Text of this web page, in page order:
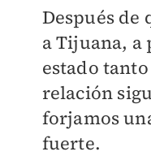
Después
a Tijuana, a
estado
relación
forjamos
fuerte.